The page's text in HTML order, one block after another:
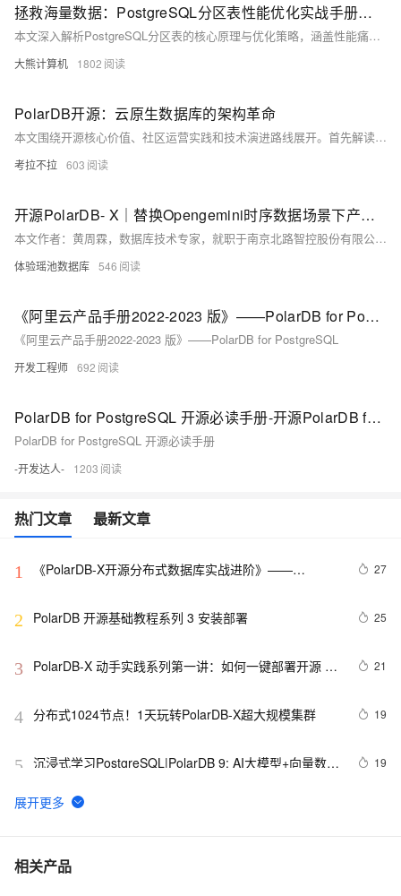
拯救海量数据：PostgreSQL分区表性能优化实战手册（附压测对比）
本文深入解析PostgreSQL分区表的核心原理与优化策略，涵盖性能痛点、实战案例及压测对比。首先阐述分区表作为继承表+路由规则的逻辑封装，分析分区裁剪失效、全局索引膨胀和VACUUM堆积三大性能杀手，并通过电商订单表崩溃事件说明旧分区维护的重要性。接着提出四维设计法优化分区策略，包括时间范围分区黄金法则与自动化维护体系。同时对比局部索引与全局索引性能，展示后者在特定场景下的优势。进一步探讨并行查询优化、冷热数据分层存储及故障复盘，解决分区锁竞争问题。
大熊计算机 1802
PolarDB开源：云原生数据库的架构革命
本文围绕开源核心价值、社区运营实践和技术演进路线展开。首先解读存算分离架构的三大突破，包括基于RDMA的分布式存储、计算节点扩展及存储池扩容机制，并强调与MySQL的高兼容性。其次分享阿里巴巴开源治理模式，涵盖技术决策、版本发布和贡献者成长体系，同时展示企业应用案例。最后展望技术路线图，如3.0版本的多写多读架构、智能调优引擎等特性，以及开发者生态建设举措，推荐使用PolarDB-Operator实现高效部署。
考拉不拉 603
开源PolarDB- X｜替换Opengemini时序数据场景下产品力校验
本文作者：黄周霖，数据库技术专家，就职于南京北路智控股份有限公司，负责数据库运维及大数据开发。
体验瑶池数据库 546
《阿里云产品手册2022-2023 版》——PolarDB for PostgreSQL
《阿里云产品手册2022-2023 版》——PolarDB for PostgreSQL
开发工程师 692
PolarDB for PostgreSQL 开源必读手册-开源PolarDB for PostgreSQL架构介绍（上）
PolarDB for PostgreSQL 开源必读手册
-开发达人- 1203
热门文章 最新文章
1
《PolarDB-X开源分布式数据库实战进阶》——
27
2 PolarDB 开源基础教程系列 3 安装部署 25
3
PolarDB-X 动手实践系列第一讲：如何一键部署开源
21
4 分布式1024节点！1天玩转PolarDB-X超大规模集群 19
5 沉浸式学习PostgreSQL|PolarDB 9: AI大模型+向量数据
拉图提出的“知识是回忆而不是知觉”
19
6 若依框架数据源切换为pg库
7 PolarDB开源新作：DuckDB-paimon，助力企业构建面
相关产品